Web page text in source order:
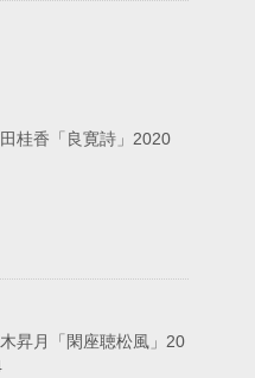
桂香「良寛詩」2020
昇月「閑座聴松風」20